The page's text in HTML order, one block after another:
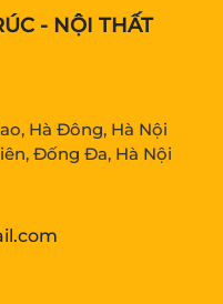
- NỘI THẤT
Hà Đông, Hà Nội
Đống Đa, Hà Nội